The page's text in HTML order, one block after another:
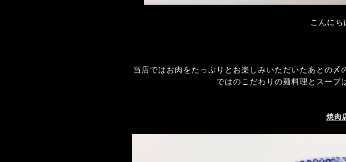
こんにち
当店ではお肉をたっぷりとお楽しみいただいたあとの
ではのこだわりの麺料理とスープ
焼肉